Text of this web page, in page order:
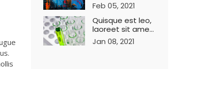
Feb 05, 2021
Quisque est leo,
laoreet sit amet
sodales
Jan 08, 2021